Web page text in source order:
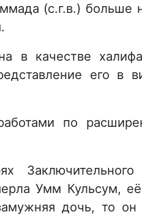
(с.г.в.) больше
в качестве
его в
по
Умм Кульсум,
дочь, то он